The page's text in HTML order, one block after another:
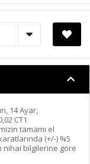
14 Ayar,
CT1
tamamı el
(+/-) %5
bilgilerine göre